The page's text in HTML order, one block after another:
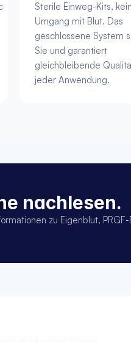
Sterile Einweg-Kits,
Umgang mit Blut. Das
geschlossene System
Sie und garantiert
gleichbleibende
jeder Anwendung.
nachlesen.
zu Eigenblut,